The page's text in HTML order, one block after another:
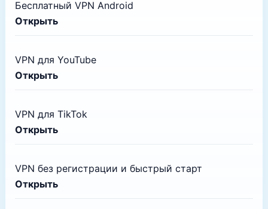
Бесплатный VPN Android
Открыть
VPN для YouTube
Открыть
VPN для TikTok
Открыть
VPN без регистрации и быстрый старт
Открыть